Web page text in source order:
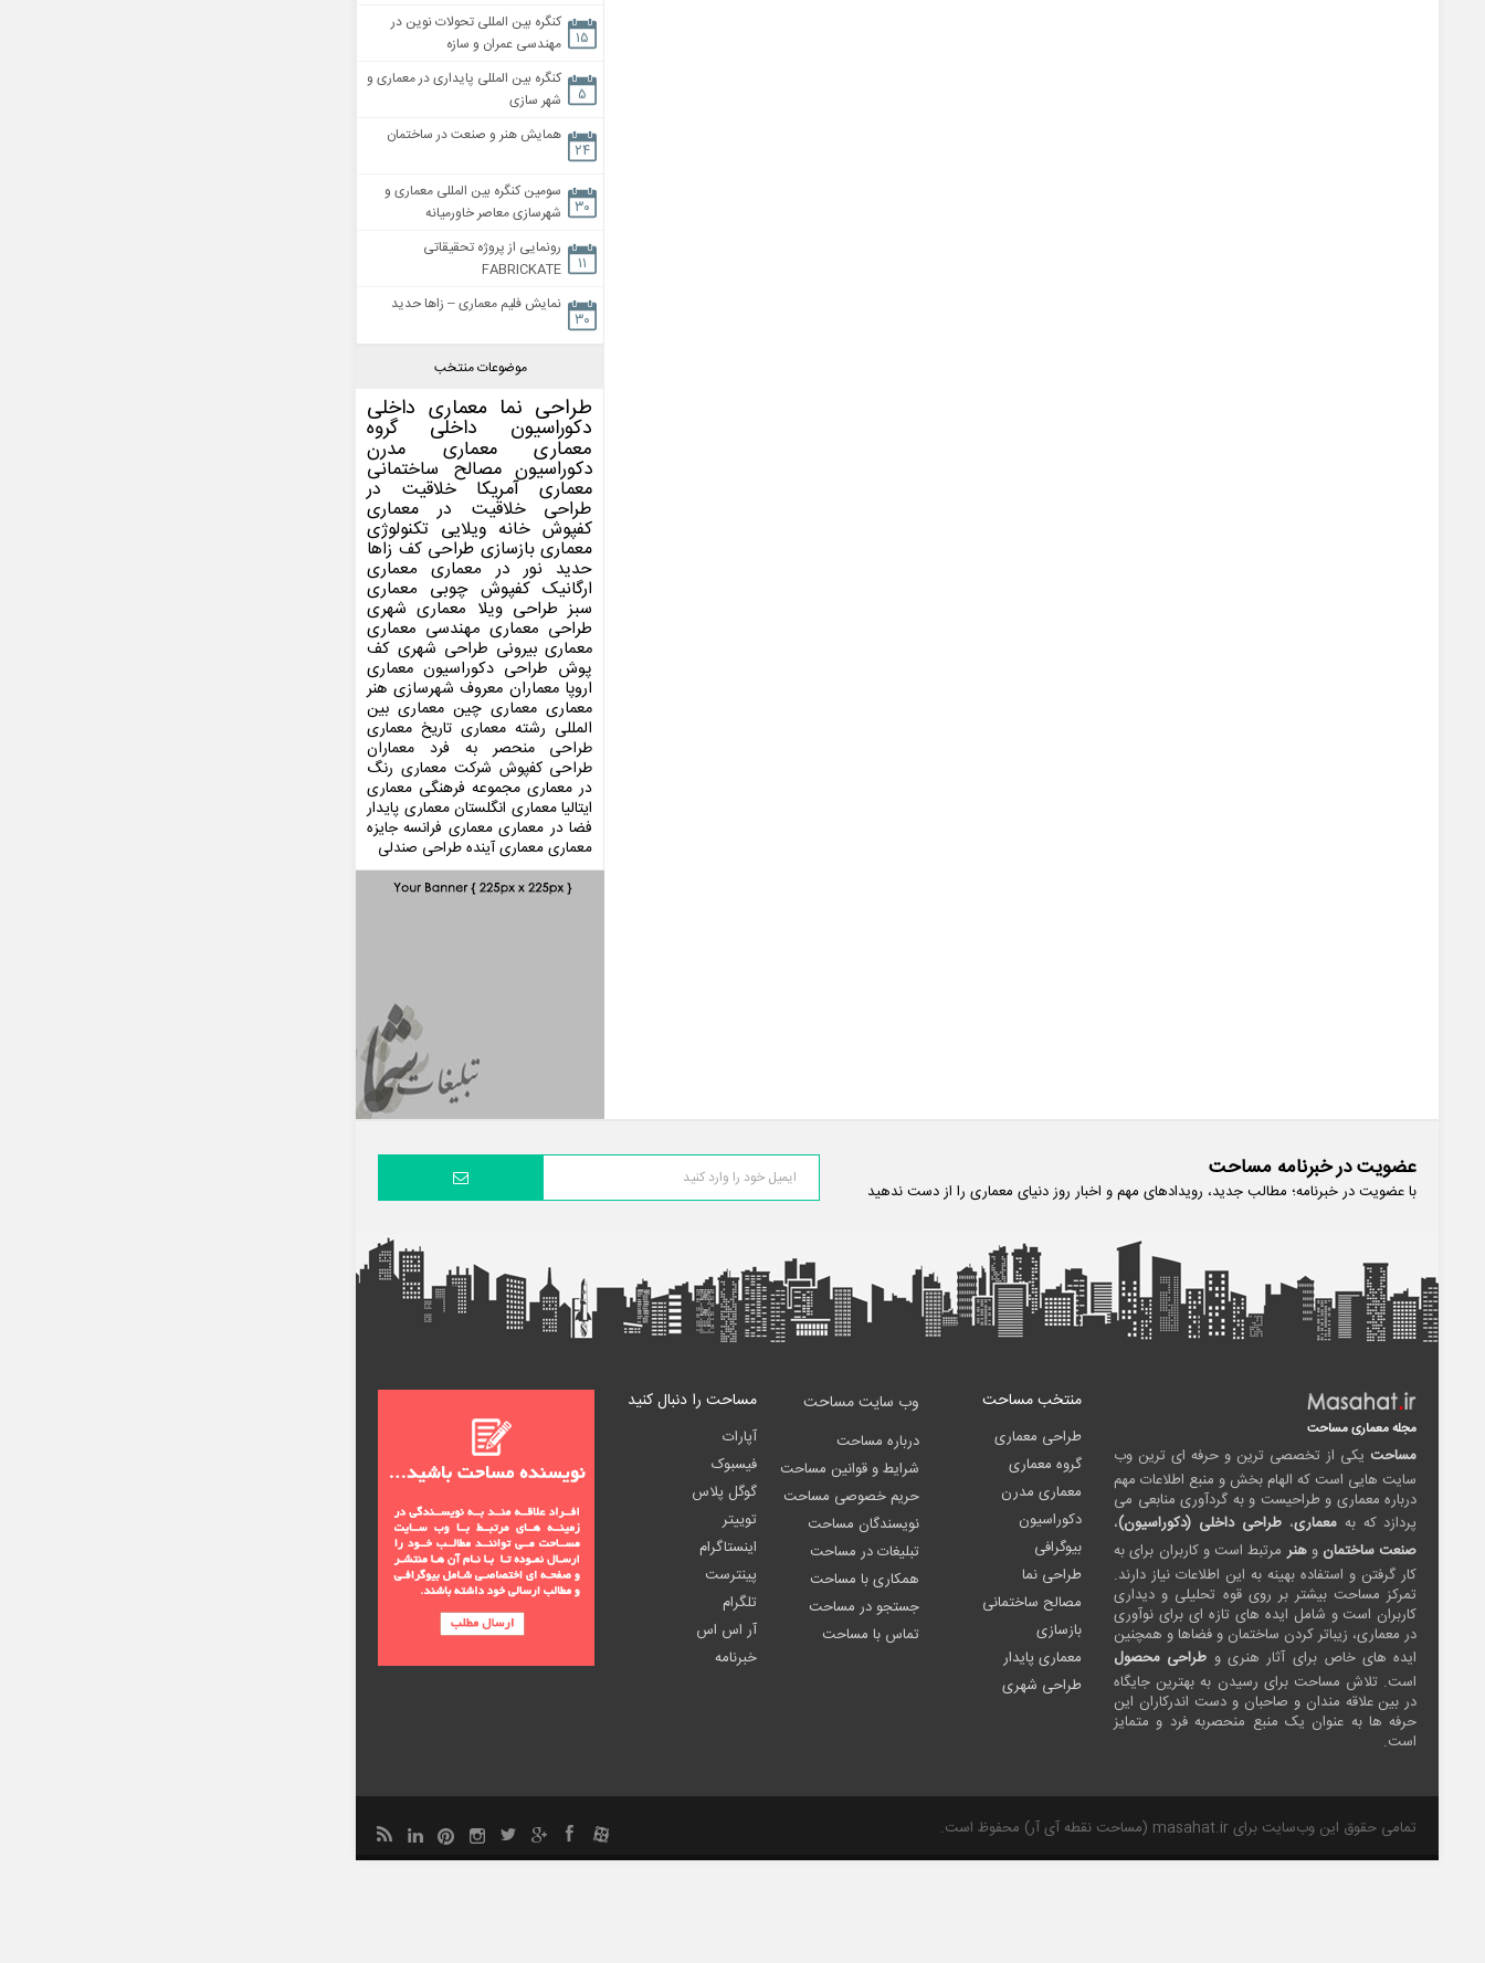
۱۵
کنگره بین المللی تحولات نوین در
مهندسی عمران و سازه
۵
کنگره بین المللی پایداری در معماری و
شهر سازی
۲۴
همایش هنر و صنعت در ساختمان
۳۰
سومین کنگره بین المللی معماری و
شهرسازی معاصر خاورمیانه
۱۱
رونمایی از پروژه تحقیقاتی
FABRICKATE
۳۰
نمایش فلیم معماری – زاها حدید
موضوعات منتخب
طراحی نما معماری داخلی
دکوراسیون داخلی گروه
معماری معماری مدرن
دکوراسیون مصالح ساختمانی
معماری آمریکا خلاقیت در
طراحی خلاقیت در معماری
کفپوش خانه ویلایی تکنولوژی
معماری بازسازی طراحی کف زاها
حدید نور در معماری معماری
ارگانیک کفپوش چوبی معماری
سبز طراحی ویلا معماری شهری
طراحی معماری مهندسی معماری
معماری بیرونی طراحی شهری کف
پوش طراحی دکوراسیون معماری
اروپا معماران معروف شهرسازی هنر
معماری معماری چین معماری بین
المللی رشته معماری تاریخ معماری
طراحی منحصر به فرد معماران
طراحی کفپوش شرکت معماری رنگ
در معماری مجموعه فرهنگی معماری
ایتالیا معماری انگلستان معماری پایدار
فضا در معماری معماری فرانسه جایزه
معماریمعماری آیندهطراحی صندلی
عضویت در خبرنامه مساحت
با عضویت در خبرنامه؛ مطالب جدید، رویدادهای مهم و اخبار روز دنیای معماری را از دست ندهید
مجله معماری مساحت
مساحت یکی از تخصصی ترین و حرفه ای ترین وب
سایت هایی است که الهام بخش و منبع اطلاعات مهم
درباره معماری و طراحیست و به گردآوری منابعی می
پردازد که بهمعماری،طراحی داخلی (دکوراسیون)،
صنعت ساختمان وهنرمرتبط است و کاربران برای به
کار گرفتن و استفاده بهینه به این اطلاعات نیاز دارند.
تمرکز مساحت بیشتر بر روی قوه تحلیلی و دیداری
کاربران است و شامل ایده های تازه ای برای نوآوری
در معماری، زیباتر کردن ساختمان و فضاها و همچنین
ایده های خاص برای آثار هنری و طراحی محصول
است. تلاش مساحت برای رسیدن به بهترین جایگاه
در بین علاقه مندان و صاحبان و دست اندرکاران این
حرفه ها به عنوان یک منبع منحصربه فرد و متمایز
است.
منتخب مساحت
طراحی معماری
گروه معماری
معماری مدرن
دکوراسیون
بیوگرافی
طراحی نما
مصالح ساختمانی
بازسازی
معماری پایدار
طراحی شهری
وب سایت مساحت
درباره مساحت
شرایط و قوانین مساحت
حریم خصوصی مساحت
نویسندگان مساحت
تبلیغات در مساحت
همکاری با مساحت
جستجو در مساحت
تماس با مساحت
مساحت را دنبال کنید
آپارات
فیسبوک
گوگل پلاس
توییتر
اینستاگرام
پینترست
تلگرام
آر اس اس
خبرنامه
تمامی حقوق این وب‌سایت برای masahat.ir (مساحت نقطه آی آر) محفوظ است.